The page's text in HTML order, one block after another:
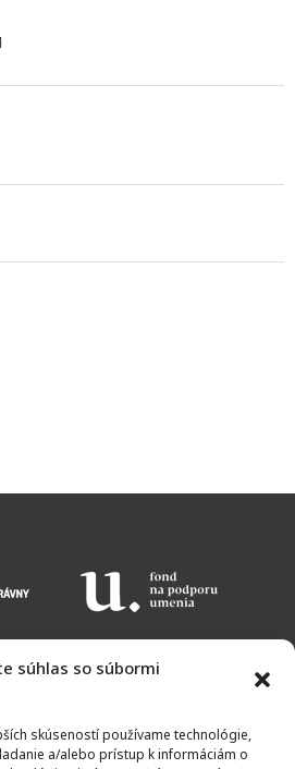
súhlas so súbormi
skúseností používame technológie,
a/alebo prístup k informáciám o